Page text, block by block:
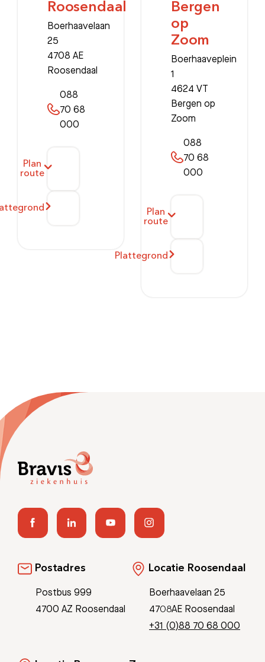
Roosendaal
Boerhaavelaan
25
4708 AE
Roosendaal
088
70 68
000
Plan
route
Bergen
op
Zoom
Boerhaaveplein
1
4624 VT
Bergen op
Zoom
088
70 68
000
Plan
route
Plattegrond
Postadres
Postbus 999
4700 AZ Roosendaal
Locatie Roosendaal
Boerhaavelaan 25
4708AE Roosendaal
+31 (0)88 70 68 000